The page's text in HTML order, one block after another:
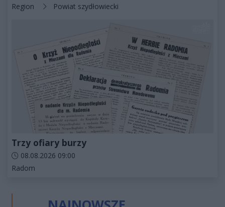
Kategorie artykułu:
Region Powiat szydłowiecki
Trzy ofiary burzy
Data dodania artykułu:
08.08.2026 09:00
Kategorie artykułu:
Radom